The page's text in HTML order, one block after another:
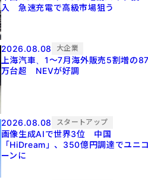
入 急速充電で高級市場狙う
2026.08.08 大企業
上海汽車、1～7月海外販売5割増の
万台超 NEVが好調
2026.08.08 スタートアップ
画像生成AIで世界3位 中国
「HiDream」、350億円調達でユニ
ーンに